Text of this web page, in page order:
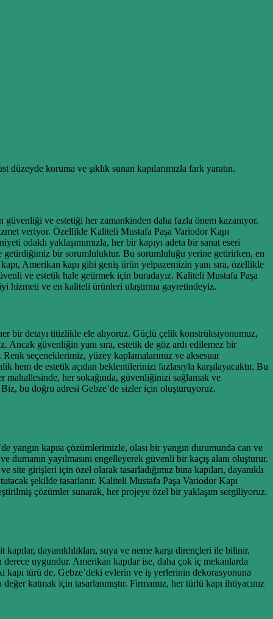
koruma ve şıklık sunan kapılarımızla fark yaratın.
ve estetiği her zamankinden daha fazla önem kazanıyor.
veriyor. Özellikle Kaliteli Mustafa Paşa Variodor Kapı
odaklı yaklaşımımızla, her bir kapıyı adeta bir sanat eseri
getirdiğimiz bir sorumluluktur. Bu sorumluluğu yerine getirirken, en
Amerikan kapı gibi geniş ürün yelpazemizin yanı sıra, özellikle
ve estetik hale getirmek için buradayız. Kaliteli Mustafa Paşa
iyi hizmeti ve en kaliteli ürünleri ulaştırma gayretindeyiz.
bir detayı titizlikle ele alıyoruz. Güçlü çelik konstrüksiyonumuz,
güvenliğin yanı sıra, estetik de göz ardı edilemez bir
seçeneklerimiz, yüzey kaplamalarımız ve aksesuar
de estetik açıdan beklentilerinizi fazlasıyla karşılayacaktır. Bu
mahallesinde, her sokağında, güvenliğinizi sağlamak ve
Biz, bu doğru adresi Gebze’de sizler için oluşturuyoruz.
yangın kapısı çözümlerimizle, olası bir yangın durumunda can ve
dumanın yayılmasını engelleyerek güvenli bir kaçış alanı oluşturur.
girişleri için özel olarak tasarladığımız bina kapıları, dayanıklı
şekilde tasarlanır. Kaliteli Mustafa Paşa Variodor Kapı
çözümler sunarak, her projeye özel bir yaklaşım sergiliyoruz.
dayanıklılıkları, suya ve neme karşı dirençleri ile bilinir.
uygundur. Amerikan kapılar ise, daha çok iç mekanlarda
kapı türü de, Gebze’deki evlerin ve iş yerlerinin dekorasyonuna
katmak için tasarlanmıştır. Firmamız, her türlü kapı ihtiyacınız